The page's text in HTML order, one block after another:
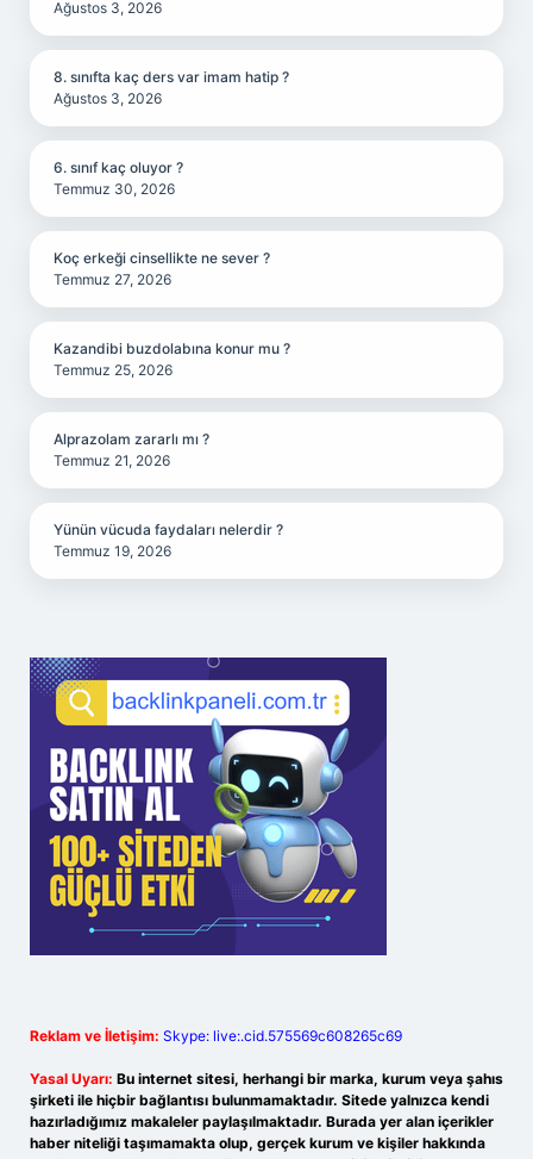
Ağustos 3, 2026
8. sınıfta kaç ders var imam hatip ?
Ağustos 3, 2026
6. sınıf kaç oluyor ?
Temmuz 30, 2026
Koç erkeği cinsellikte ne sever ?
Temmuz 27, 2026
Kazandibi buzdolabına konur mu ?
Temmuz 25, 2026
Alprazolam zararlı mı ?
Temmuz 21, 2026
Yünün vücuda faydaları nelerdir ?
Temmuz 19, 2026
Reklam ve İletişim: Skype: live:.cid.575569c608265c69
Yasal Uyarı: Bu internet sitesi, herhangi bir marka, kurum veya şahıs
şirketi ile hiçbir bağlantısı bulunmamaktadır. Sitede yalnızca kendi
hazırladığımız makaleler paylaşılmaktadır. Burada yer alan içerikler
haber niteliği taşımamakta olup, gerçek kurum ve kişiler hakkında